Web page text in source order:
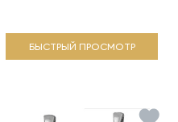
БЫСТРЫЙ ПРОСМОТР